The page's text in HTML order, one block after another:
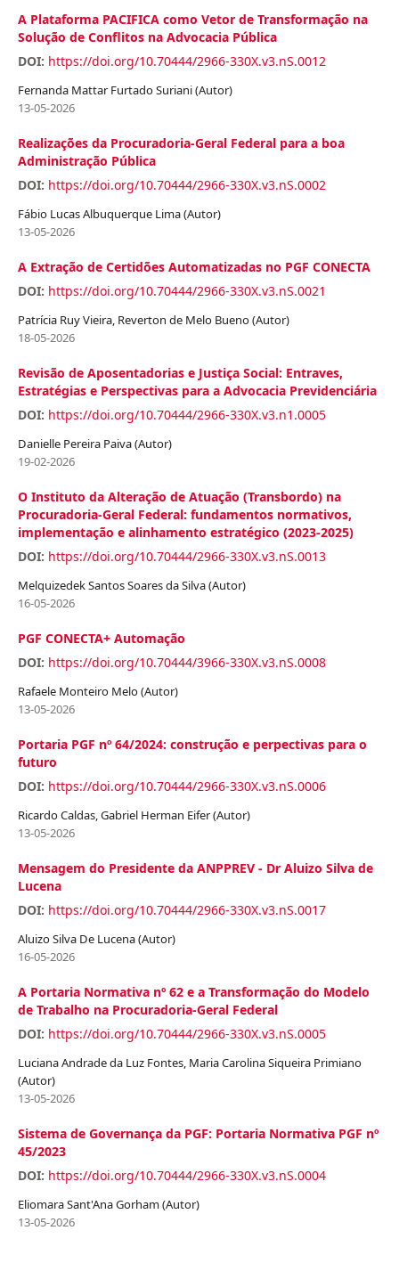
A Plataforma PACIFICA como Vetor de Transformação na
Solução de Conflitos na Advocacia Pública
DOI: https://doi.org/10.70444/2966-330X.v3.nS.0012
Fernanda Mattar Furtado Suriani (Autor)
13-05-2026
Realizações da Procuradoria-Geral Federal para a boa
Administração Pública
DOI: https://doi.org/10.70444/2966-330X.v3.nS.0002
Fábio Lucas Albuquerque Lima (Autor)
13-05-2026
A Extração de Certidões Automatizadas no PGF CONECTA
DOI: https://doi.org/10.70444/2966-330X.v3.nS.0021
Patrícia Ruy Vieira, Reverton de Melo Bueno (Autor)
18-05-2026
Revisão de Aposentadorias e Justiça Social: Entraves,
Estratégias e Perspectivas para a Advocacia Previdenciária
DOI: https://doi.org/10.70444/2966-330X.v3.n1.0005
Danielle Pereira Paiva (Autor)
19-02-2026
O Instituto da Alteração de Atuação (Transbordo) na
Procuradoria-Geral Federal: fundamentos normativos,
implementação e alinhamento estratégico (2023-2025)
DOI: https://doi.org/10.70444/2966-330X.v3.nS.0013
Melquizedek Santos Soares da Silva (Autor)
16-05-2026
PGF CONECTA+ Automação
DOI: https://doi.org/10.70444/3966-330X.v3.nS.0008
Rafaele Monteiro Melo (Autor)
13-05-2026
Portaria PGF nº 64/2024: construção e perpectivas para o
futuro
DOI: https://doi.org/10.70444/2966-330X.v3.nS.0006
Ricardo Caldas, Gabriel Herman Eifer (Autor)
13-05-2026
Mensagem do Presidente da ANPPREV - Dr Aluizo Silva de
Lucena
DOI: https://doi.org/10.70444/2966-330X.v3.nS.0017
Aluizo Silva De Lucena (Autor)
16-05-2026
A Portaria Normativa nº 62 e a Transformação do Modelo
de Trabalho na Procuradoria-Geral Federal
DOI: https://doi.org/10.70444/2966-330X.v3.nS.0005
Luciana Andrade da Luz Fontes, Maria Carolina Siqueira Primiano
(Autor)
13-05-2026
Sistema de Governança da PGF: Portaria Normativa PGF nº
45/2023
DOI: https://doi.org/10.70444/2966-330X.v3.nS.0004
Eliomara Sant'Ana Gorham (Autor)
13-05-2026